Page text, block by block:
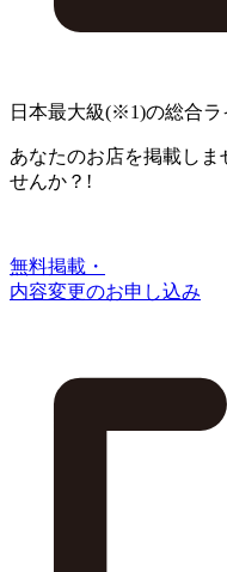
日本最大級(※1)の総合ラ
あなたのお店を掲載しま
せんか？!
無料掲載・
内容変更のお申し込み